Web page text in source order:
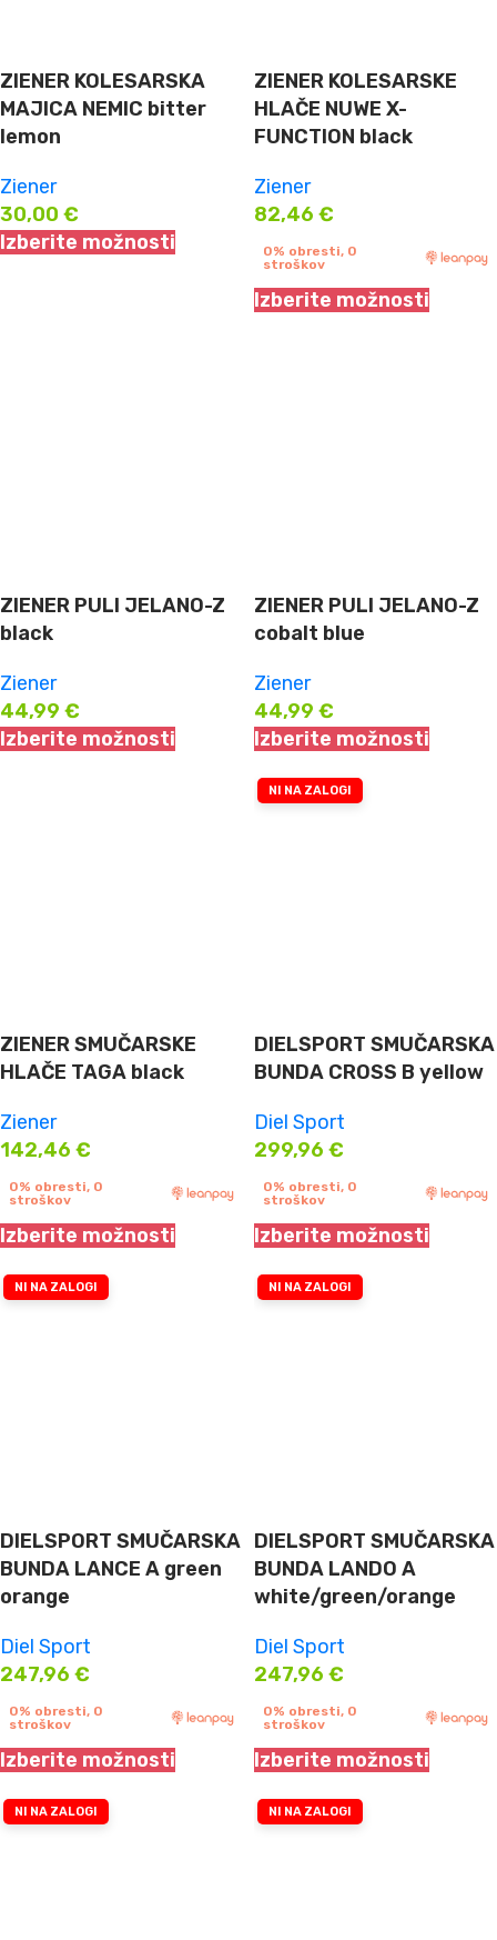
ZIENER KOLESARSKA
MAJICA NEMIC bitter
lemon
Ziener
30,00 €
Izberite možnosti
ZIENER KOLESARSKE
HLAČE NUWE X-
FUNCTION black
Ziener
82,46 €
0% obresti, 0
stroškov
Izberite možnosti
ZIENER PULI JELANO-Z
black
Ziener
44,99 €
Izberite možnosti
ZIENER PULI JELANO-Z
cobalt blue
Ziener
44,99 €
Izberite možnosti
ZIENER SMUČARSKE
HLAČE TAGA black
Ziener
142,46 €
0% obresti, 0
stroškov
Izberite možnosti
NI NA ZALOGI
DIELSPORT SMUČARSKA
BUNDA CROSS B yellow
Diel Sport
299,96 €
0% obresti, 0
stroškov
Izberite možnosti
NI NA ZALOGI
DIELSPORT SMUČARSKA
BUNDA LANCE A green
orange
Diel Sport
247,96 €
0% obresti, 0
stroškov
Izberite možnosti
NI NA ZALOGI
DIELSPORT SMUČARSKA
BUNDA LANDO A
white/green/orange
Diel Sport
247,96 €
0% obresti, 0
stroškov
Izberite možnosti
NI NA ZALOGI NI NA ZALOGI